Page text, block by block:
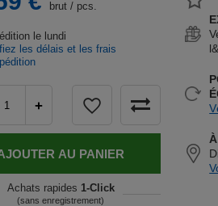
brut / pcs.
le lundi
les délais et les frais
+
AU PANIER
Achats rapides 1-Click
(sans enregistrement)